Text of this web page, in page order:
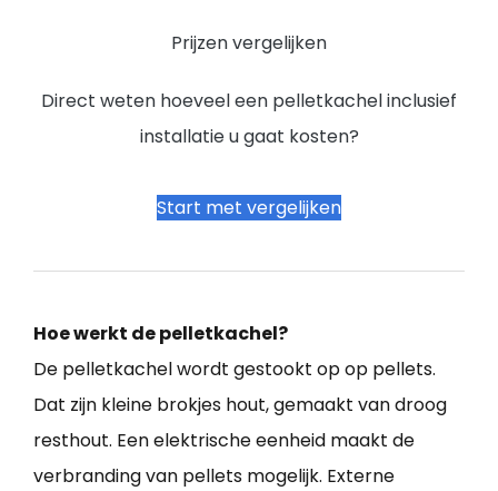
Prijzen vergelijken
Direct weten hoeveel een pelletkachel inclusief
installatie u gaat kosten?
Start met vergelijken
Hoe werkt de pelletkachel?
De pelletkachel wordt gestookt op op pellets.
Dat zijn kleine brokjes hout, gemaakt van droog
resthout. Een elektrische eenheid maakt de
verbranding van pellets mogelijk. Externe